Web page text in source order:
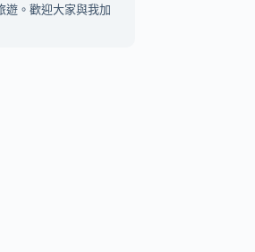
遊。歡迎大家與我加